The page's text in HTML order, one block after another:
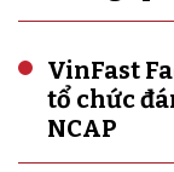
VinFast
tổ chức
NCAP